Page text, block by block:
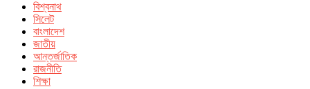
বিশ্বনাথ
সিলেট
বাংলাদেশ
জাতীয়
আন্তর্জাতিক
রাজনীতি
শিক্ষা